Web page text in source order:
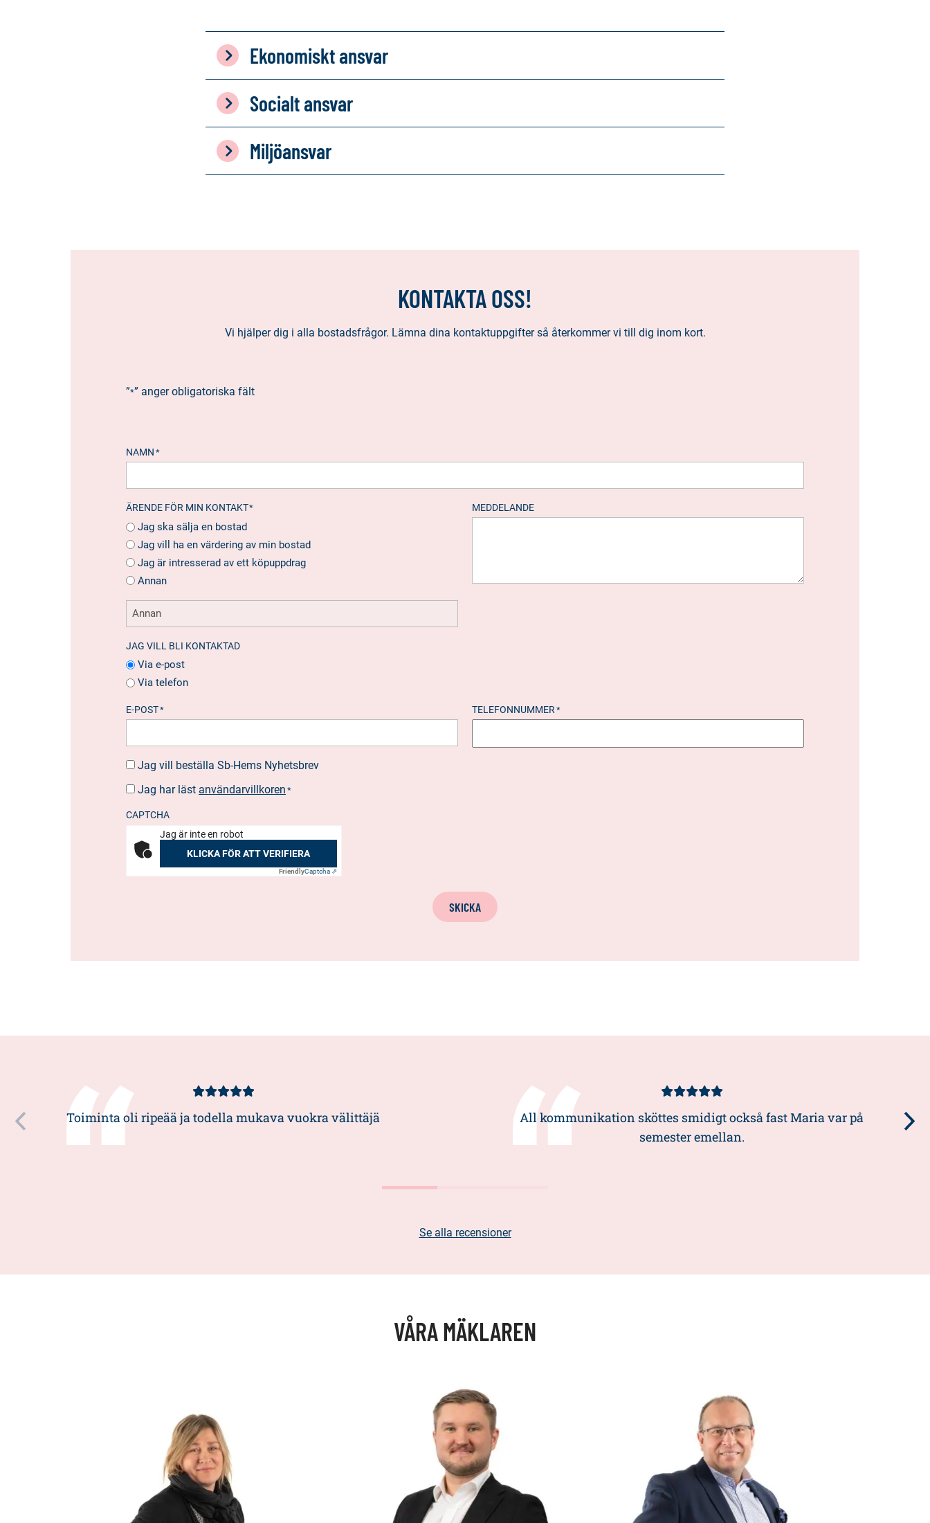
Ekonomiskt ansvar
Socialt ansvar
Miljöansvar
KONTAKTA OSS!
Vi hjälper dig i alla bostadsfrågor. Lämna dina kontaktuppgifter så återkommer vi till dig inom kort.
”*” anger obligatoriska fält
NAMN *
ÄRENDE FÖR MIN KONTAKT*
Jag ska sälja en bostad
Jag vill ha en värdering av min bostad
Jag är intresserad av ett köpuppdrag
Annan
MEDDELANDE
JAG VILL BLI KONTAKTAD
Via e-post
Via telefon
E-POST* TELEFONNUMMER*
BESTÄLLA
Jag vill beställa Sb-Hems Nyhetsbrev
SUOSTUMUS *
Jag har läst användarvillkoren *
CAPTCHA
Jag är inte en robot
KLICKA FÖR ATT VERIFIERA
FriendlyCaptcha ⇗
SKICKA
Kundbetyg
5/5
Toiminta oli ripeää ja todella mukava vuokra välittäjä
Kundbetyg
All kommunikation sköttes smidigt också fast Maria var på
semester emellan.
Se alla recensioner
VÅRA MÄKLAREN